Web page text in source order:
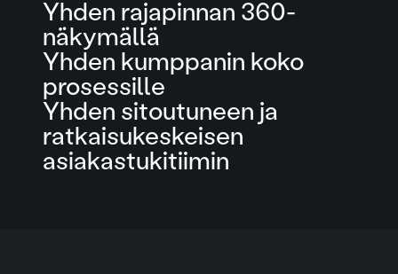
Yhden rajapinnan 360-
näkymällä
Yhden kumppanin koko
prosessille
Yhden sitoutuneen ja
ratkaisukeskeisen
asiakastukitiimin